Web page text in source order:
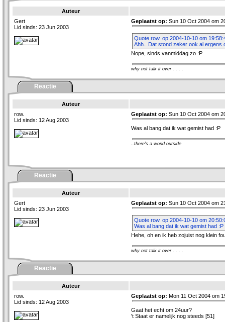
Auteur
Gert
Lid sinds: 23 Jun 2003
Geplaatst op: Sun 10 Oct 2004 om
Quote row. op 2004-10-10 om
Ahh.. Dat stond zeker ook al ergens
Nope, sinds vanmiddag zo :P
why not talk it over . . . .
Reactie
Auteur
row.
Lid sinds: 12 Aug 2003
Geplaatst op: Sun 10 Oct 2004 om
Was al bang dat ik wat gemist had :P
..there's a world outside
Reactie
Auteur
Gert
Lid sinds: 23 Jun 2003
Geplaatst op: Sun 10 Oct 2004 om
Quote row. op 2004-10-10 om
Was al bang dat ik wat gemist had :P
Hehe, oh en ik heb zojuist nog klein
why not talk it over . . . .
Reactie
Auteur
row.
Lid sinds: 12 Aug 2003
Geplaatst op: Mon 11 Oct 2004 om
Gaat het echt om 24uur?
't Staat er namelijk nog steeds [51]